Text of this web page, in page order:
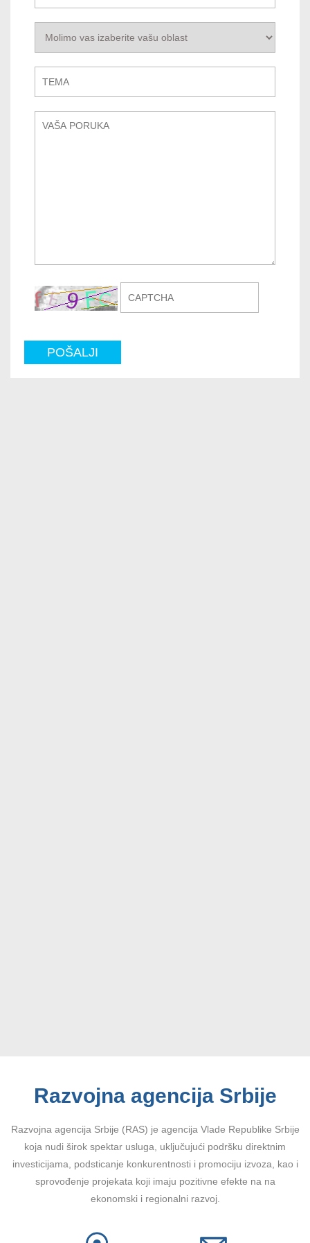
Razvojna agencija Srbije
Razvojna agencija Srbije (RAS) je agencija Vlade Republike Srbije
koja nudi širok spektar usluga, uključujući podršku direktnim
investicijama, podsticanje konkurentnosti i promociju izvoza, kao i
sprovođenje projekata koji imaju pozitivne efekte na na
ekonomski i regionalni razvoj.